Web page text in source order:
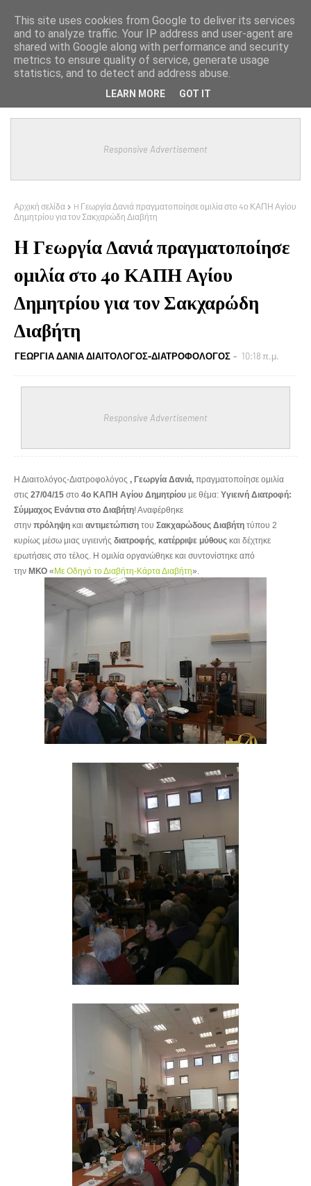
Responsive Advertisement
Αρχική σελίδα
H Γεωργία Δανιά πραγματοποίησε ομιλία στο 4ο ΚΑΠΗ Αγίου
Δημητρίου για τον Σακχαρώδη Διαβήτη
H Γεωργία Δανιά πραγματοποίησε
ομιλία στο 4ο ΚΑΠΗ Αγίου
Δημητρίου για τον Σακχαρώδη
Διαβήτη
ΓΕΩΡΓΙΑ ΔΑΝΙΑ ΔΙΑΙΤΟΛΟΓΟΣ-ΔΙΑΤΡΟΦΟΛΟΓΟΣ 10:18 π.μ.
Responsive Advertisement
Η Διαιτολόγος-Διατροφολόγος , Γεωργία Δανιά, πραγματοποίησε ομιλία
στις 27/04/15 στο 4ο ΚΑΠΗ Αγίου Δημητρίου με θέμα: Υγιεινή Διατροφή:
Σύμμαχος Ενάντια στο Διαβήτη! Αναφέρθηκε
στην πρόληψη και αντιμετώπιση του Σακχαρώδους Διαβήτη τύπου 2
κυρίως μέσω μιας υγιεινής διατροφής, κατέρριψε μύθους και δέχτηκε
ερωτήσεις στο τέλος. Η ομιλία οργανώθηκε και συντονίστηκε από
την ΜΚΟ « Με Οδηγό το Διαβήτη-Κάρτα Διαβήτη».
This site uses cookies from Google to deliver its services
and to analyze traffic. Your IP address and user-agent are
shared with Google along with performance and security
metrics to ensure quality of service, generate usage
statistics, and to detect and address abuse.
LEARN MORE GOT IT